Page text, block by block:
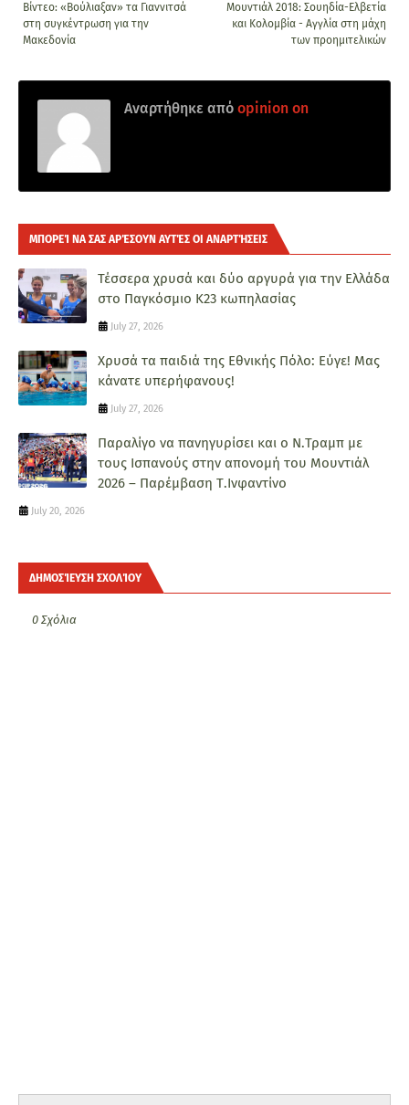
Mουντιάλ 2018: Σουηδία-Ελβετία
και Κολομβία - Αγγλία στη μάχη
των προημιτελικών
Βίντεο: «Βούλιαξαν» τα Γιαννιτσά
στη συγκέντρωση για την
Μακεδονία
Αναρτήθηκε από opinion on
ΜΠΟΡΕΊ ΝΑ ΣΑΣ ΑΡΈΣΟΥΝ ΑΥΤΈΣ ΟΙ ΑΝΑΡΤΉΣΕΙΣ
Τέσσερα χρυσά και δύο αργυρά για την Ελλάδα
στο Παγκόσμιο Κ23 κωπηλασίας
July 27, 2026
Χρυσά τα παιδιά της Εθνικής Πόλο: Εύγε! Μας
κάνατε υπερήφανους!
July 27, 2026
Παραλίγο να πανηγυρίσει και ο Ν.Τραμπ με
τους Ισπανούς στην απονομή του Μουντιάλ
2026 – Παρέμβαση Τ.Ινφαντίνο
July 20, 2026
ΔΗΜΟΣΊΕΥΣΗ ΣΧΟΛΊΟΥ
0 Σχόλια